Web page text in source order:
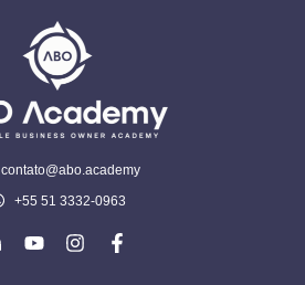
contato@abo.academy
+55 51 3332-0963